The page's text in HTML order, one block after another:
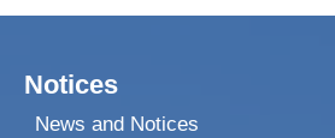
Notices
News and Notices